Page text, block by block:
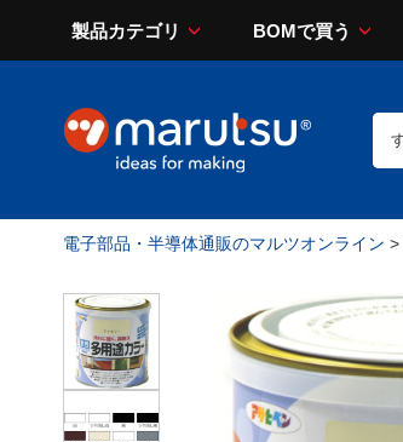
製品カテゴリ BOMで買う
電子部品・半導体通販のマルツオンライン >